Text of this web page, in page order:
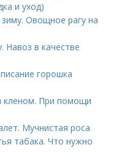
и уход)
Овощное рагу на
Навоз в качестве
горошка
кленом. При помощи
Мучнистая роса
табака. Что нужно